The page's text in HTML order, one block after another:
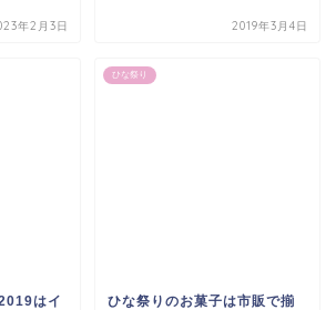
年2月3日 2019年3月4日
はイ
ひな祭り
ひな祭りのお菓子は市販で揃